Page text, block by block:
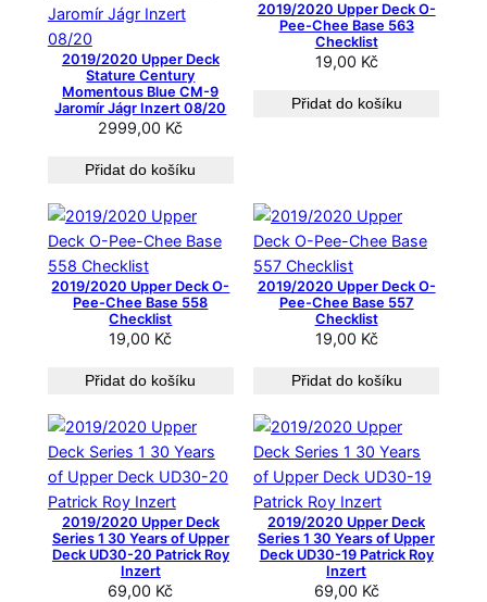
2019/2020 Upper Deck
Stature Century
Momentous Blue CM-9
Jaromír Jágr Inzert 08/20
2999,00 Kč
Přidat do košíku
2019/2020 Upper Deck O-
Pee-Chee Base 563
Checklist
19,00 Kč
Přidat do košíku
2019/2020 Upper Deck O-
Pee-Chee Base 558
Checklist
19,00 Kč
Přidat do košíku
2019/2020 Upper Deck O-
Pee-Chee Base 557
Checklist
19,00 Kč
Přidat do košíku
2019/2020 Upper Deck
Series 1 30 Years of Upper
Deck UD30-20 Patrick Roy
Inzert
69,00 Kč
2019/2020 Upper Deck
Series 1 30 Years of Upper
Deck UD30-19 Patrick Roy
Inzert
69,00 Kč